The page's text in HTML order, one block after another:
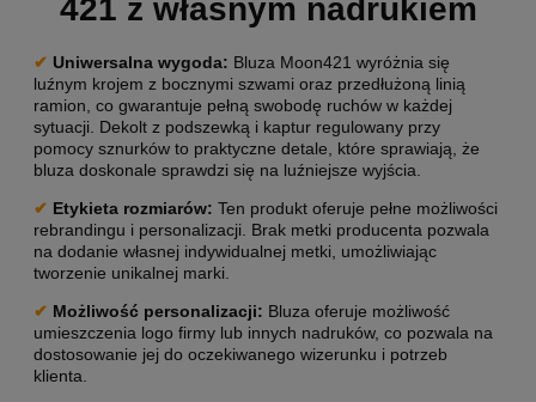
421 z własnym nadrukiem
✔ Uniwersalna wygoda: Bluza Moon421 wyróżnia się
luźnym krojem z bocznymi szwami oraz przedłużoną linią
ramion, co gwarantuje pełną swobodę ruchów w każdej
sytuacji. Dekolt z podszewką i kaptur regulowany przy
pomocy sznurków to praktyczne detale, które sprawiają, że
bluza doskonale sprawdzi się na luźniejsze wyjścia.
✔ Etykieta rozmiarów: Ten produkt oferuje pełne możliwości
rebrandingu i personalizacji. Brak metki producenta pozwala
na dodanie własnej indywidualnej metki, umożliwiając
tworzenie unikalnej marki.
✔ Możliwość personalizacji: Bluza oferuje możliwość
umieszczenia logo firmy lub innych nadruków, co pozwala na
dostosowanie jej do oczekiwanego wizerunku i potrzeb
klienta.